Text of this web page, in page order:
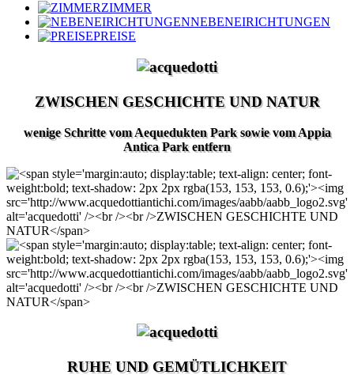
ZIMMER
NEBENEIRICHTUNGEN
PREISE
ZWISCHEN GESCHICHTE UND NATUR
wenige Schritte vom Aequedukten Park sowie vom Appia
Antica Park entfern
RUHE UND GEMÜTLICHKEIT